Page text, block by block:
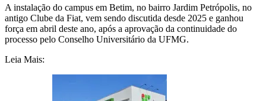
A instalação do campus em Betim, no bairro Jardim Petrópolis, no
antigo Clube da Fiat, vem sendo discutida desde 2025 e ganhou
força em abril deste ano, após a aprovação da continuidade do
processo pelo Conselho Universitário da UFMG.
Leia Mais: